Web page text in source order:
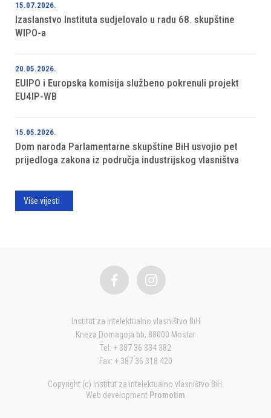
15.07.2026.
Izaslanstvo Instituta sudjelovalo u radu 68. skupštine
WIPO-a
20.05.2026.
EUIPO i Europska komisija službeno pokrenuli projekt
EU4IP-WB
15.05.2026.
Dom naroda Parlamentarne skupštine BiH usvojio pet
prijedloga zakona iz područja industrijskog vlasništva
Više vijesti
Institut za intelektualno vlasništvo BiH
Kneza Domagoja bb, 88000 Mostar
Tel: + 387 36 334 382
Fax: + 387 36 318 420
Copyright (c) Institut za intelektualno vlasništvo BiH.
Web development Promotim